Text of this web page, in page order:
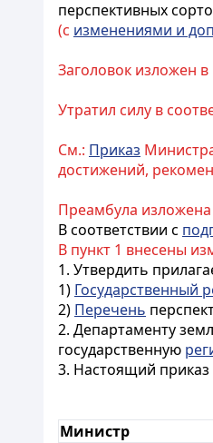
перспективных
(с изменениями и
Заголовок изложен
Утратил силу в
См.: Приказ
достижений,
Преамбула
В соответствии с
В пункт 1 внесены
1. Утвердить
1) Государственный
2) Перечень
2. Департаменту
государственную
3. Настоящий приказ
Министр